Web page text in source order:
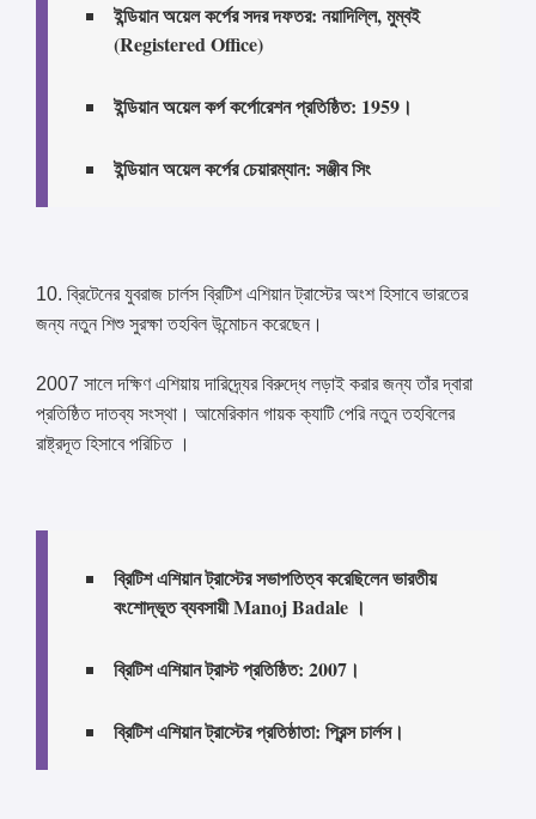
ইন্ডিয়ান অয়েল কর্পের সদর দফতর: নয়াদিল্লি, মুম্বই
(Registered Office)
ইন্ডিয়ান অয়েল কর্প কর্পোরেশন প্রতিষ্ঠিত: 1959।
ইন্ডিয়ান অয়েল কর্পের চেয়ারম্যান: সঞ্জীব সিং
10. ব্রিটেনের যুবরাজ চার্লস ব্রিটিশ এশিয়ান ট্রাস্টের অংশ হিসাবে ভারতের
জন্য নতুন শিশু সুরক্ষা তহবিল উন্মোচন করেছেন।
2007 সালে দক্ষিণ এশিয়ায় দারিদ্র্যের বিরুদ্ধে লড়াই করার জন্য তাঁর দ্বারা
প্রতিষ্ঠিত দাতব্য সংস্থা। আমেরিকান গায়ক ক্যাটি পেরি নতুন তহবিলের
রাষ্ট্রদূত হিসাবে পরিচিত ।
ব্রিটিশ এশিয়ান ট্রাস্টের সভাপতিত্ব করেছিলেন ভারতীয়
বংশোদ্ভূত ব্যবসায়ী Manoj Badale ।
ব্রিটিশ এশিয়ান ট্রাস্ট প্রতিষ্ঠিত: 2007।
ব্রিটিশ এশিয়ান ট্রাস্টের প্রতিষ্ঠাতা: প্রিন্স চার্লস।